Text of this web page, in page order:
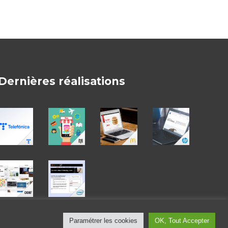
réalisations
Paramétrer les cookies OK, Tout Accepter